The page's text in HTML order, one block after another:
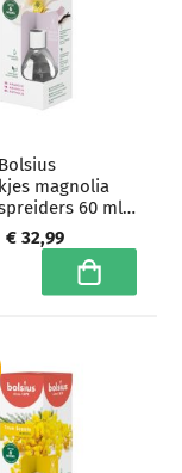
magnolia
60 ml -
€ 32,99
In